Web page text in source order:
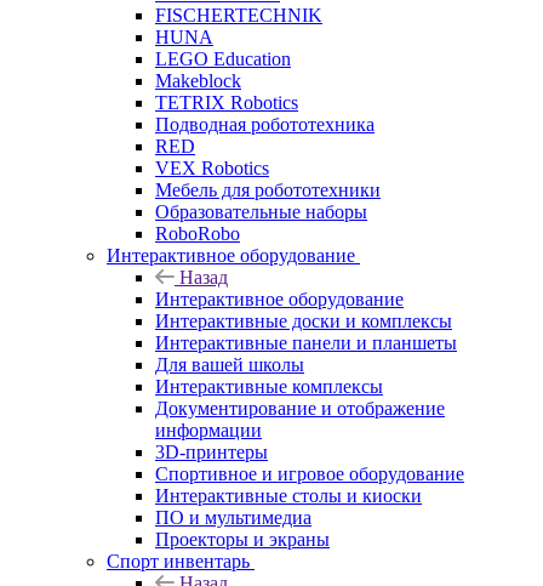
FISCHERTECHNIK
HUNA
LEGO Education
Makeblock
TETRIX Robotics
Подводная робототехника
RED
VEX Robotics
Мебель для робототехники
Образовательные наборы
RoboRobo
Интерактивное оборудование
Назад
Интерактивное оборудование
Интерактивные доски и комплексы
Интерактивные панели и планшеты
Для вашей школы
Интерактивные комплексы
Документирование и отображение
информации
3D-принтеры
Спортивное и игровое оборудование
Интерактивные столы и киоски
ПО и мультимедиа
Проекторы и экраны
Спорт инвентарь